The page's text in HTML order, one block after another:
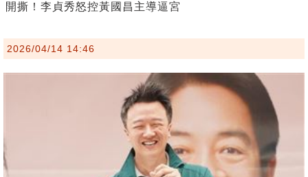
開撕！李貞秀怒控黃國昌主導逼宮
2026/04/14 14:46